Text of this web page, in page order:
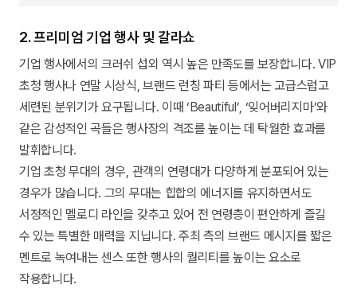
2. 프리미엄 기업 행사 및 갈라쇼
기업 행사에서의 크러쉬 섭외 역시 높은 만족도를 보장합니다. VIP
초청 행사나 연말 시상식, 브랜드 런칭 파티 등에서는 고급스럽고
세련된 분위기가 요구됩니다. 이때 ‘Beautiful’, ‘잊어버리지마’와
같은 감성적인 곡들은 행사장의 격조를 높이는 데 탁월한 효과를
발휘합니다.
기업 초청 무대의 경우, 관객의 연령대가 다양하게 분포되어 있는
경우가 많습니다. 그의 무대는 힙합의 에너지를 유지하면서도
서정적인 멜로디 라인을 갖추고 있어 전 연령층이 편안하게 즐길
수 있는 특별한 매력을 지닙니다. 주최 측의 브랜드 메시지를 짧은
멘트로 녹여내는 센스 또한 행사의 퀄리티를 높이는 요소로
작용합니다.